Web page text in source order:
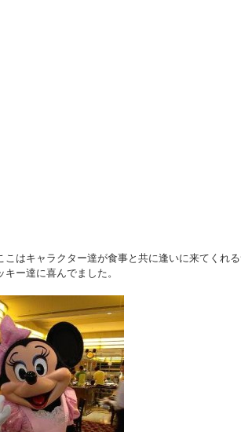
はキャラクター達が食事と共に逢いに来てくれ
ー達に喜んでました。